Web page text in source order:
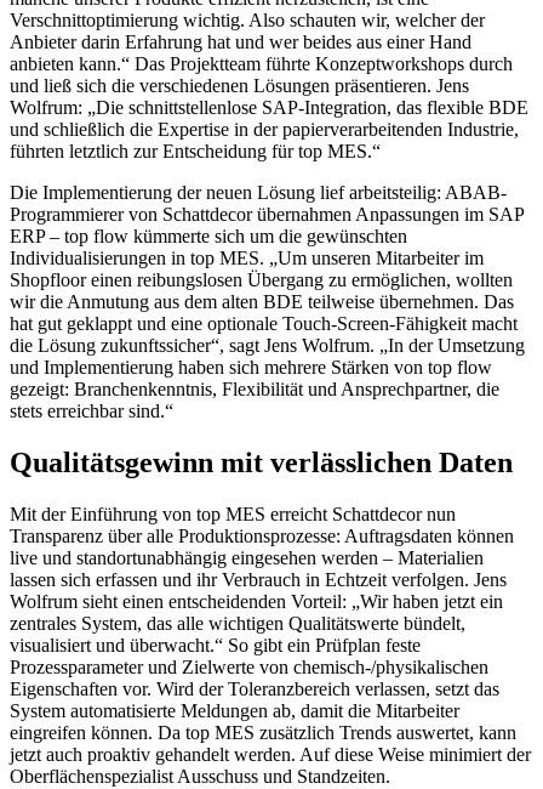
Verschnittoptimierung wichtig. Also schauten wir, welcher der
Anbieter darin Erfahrung hat und wer beides aus einer Hand
anbieten kann.“ Das Projektteam führte Konzeptworkshops durch
und ließ sich die verschiedenen Lösungen präsentieren. Jens
Wolfrum: „Die schnittstellenlose SAP-Integration, das flexible BDE
und schließlich die Expertise in der papierverarbeitenden Industrie,
führten letztlich zur Entscheidung für top MES.“
Die Implementierung der neuen Lösung lief arbeitsteilig: ABAB-
Programmierer von Schattdecor übernahmen Anpassungen im SAP
ERP – top flow kümmerte sich um die gewünschten
Individualisierungen in top MES. „Um unseren Mitarbeiter im
Shopfloor einen reibungslosen Übergang zu ermöglichen, wollten
wir die Anmutung aus dem alten BDE teilweise übernehmen. Das
hat gut geklappt und eine optionale Touch-Screen-Fähigkeit macht
die Lösung zukunftssicher“, sagt Jens Wolfrum. „In der Umsetzung
und Implementierung haben sich mehrere Stärken von top flow
gezeigt: Branchenkenntnis, Flexibilität und Ansprechpartner, die
stets erreichbar sind.“
Qualitätsgewinn mit verlässlichen Daten
Mit der Einführung von top MES erreicht Schattdecor nun
Transparenz über alle Produktionsprozesse: Auftragsdaten können
live und standortunabhängig eingesehen werden – Materialien
lassen sich erfassen und ihr Verbrauch in Echtzeit verfolgen. Jens
Wolfrum sieht einen entscheidenden Vorteil: „Wir haben jetzt ein
zentrales System, das alle wichtigen Qualitätswerte bündelt,
visualisiert und überwacht.“ So gibt ein Prüfplan feste
Prozessparameter und Zielwerte von chemisch-/physikalischen
Eigenschaften vor. Wird der Toleranzbereich verlassen, setzt das
System automatisierte Meldungen ab, damit die Mitarbeiter
eingreifen können. Da top MES zusätzlich Trends auswertet, kann
jetzt auch proaktiv gehandelt werden. Auf diese Weise minimiert der
Oberflächenspezialist Ausschuss und Standzeiten.